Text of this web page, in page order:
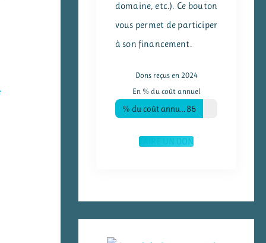
domaine, etc.). Ce bouton
vous permet de participer
à son financement.
Dons reçus en 2024
En % du coût annuel
86
FAIRE UN DON